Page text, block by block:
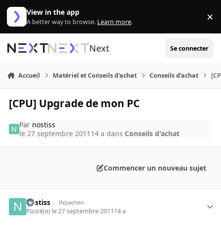
Aller au contenu
View in the app
A better way to browse. Learn more. ×
Next Se connecter
Accueil Matériel et Conseils d'achat Conseils d'achat
[CPU] Upgrade de mon PC
Par nostiss
le 27 septembre 2011 14 a dans Conseils d'achat
Commencer un nouveau sujet
nostiss INpactien
Posté(e) le 27 septembre 201114 a